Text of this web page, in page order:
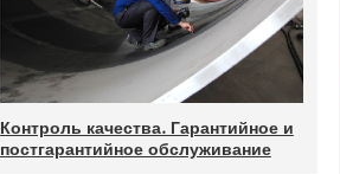
Контроль качества. Гарантийное и
постгарантийное обслуживание